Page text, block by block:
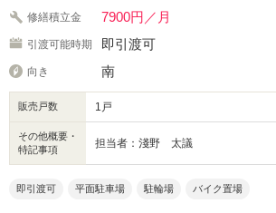
修繕積立金 7900円／月
引渡可能時期 即引渡可
向き 南
販売戸数 1戸
その他概要・
特記事項
担当者：淺野 太議
即引渡可 平面駐車場 駐輪場 バイク置場